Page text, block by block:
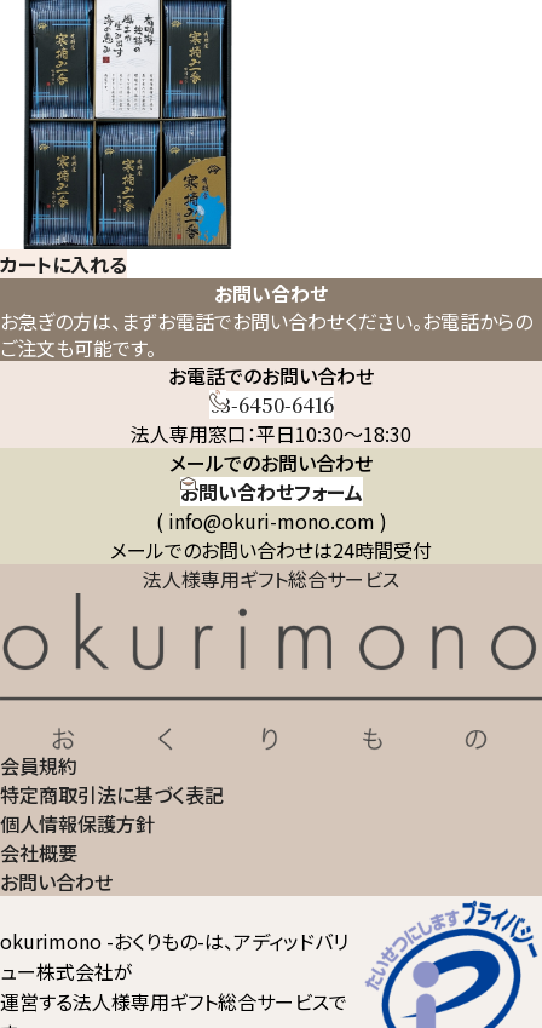
カートに入れる
お問い合わせ
お急ぎの方は、まずお電話でお問い合わせください。お電話からの
ご注文も可能です。
お電話でのお問い合わせ
03-6450-6416
法人専用窓口：平日10:30～18:30
メールでのお問い合わせ
お問い合わせフォーム
( info@okuri-mono.com )
メールでのお問い合わせは24時間受付
法人様専用ギフト総合サービス
会員規約
特定商取引法に基づく表記
個人情報保護方針
会社概要
お問い合わせ
okurimono -おくりもの-は、アディッドバリ
ュー株式会社が
運営する法人様専用ギフト総合サービスで